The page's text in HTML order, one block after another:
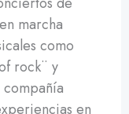
marcha
como
rock¨ y
en